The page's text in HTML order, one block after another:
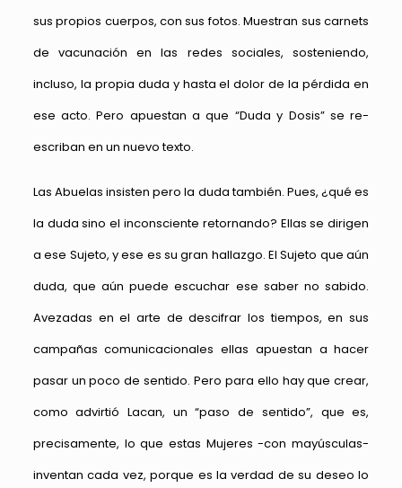
sus propios cuerpos, con sus fotos. Muestran sus carnets
de vacunación en las redes sociales, sosteniendo,
incluso, la propia duda y hasta el dolor de la pérdida en
ese acto. Pero apuestan a que “Duda y Dosis” se re-
escriban en un nuevo texto.
Las Abuelas insisten pero la duda también. Pues, ¿qué es
la duda sino el inconsciente retornando? Ellas se dirigen
a ese Sujeto, y ese es su gran hallazgo. El Sujeto que aún
duda, que aún puede escuchar ese saber no sabido.
Avezadas en el arte de descifrar los tiempos, en sus
campañas comunicacionales ellas apuestan a hacer
pasar un poco de sentido. Pero para ello hay que crear,
como advirtió Lacan, un “paso de sentido”, que es,
precisamente, lo que estas Mujeres -con mayúsculas-
inventan cada vez, porque es la verdad de su deseo lo